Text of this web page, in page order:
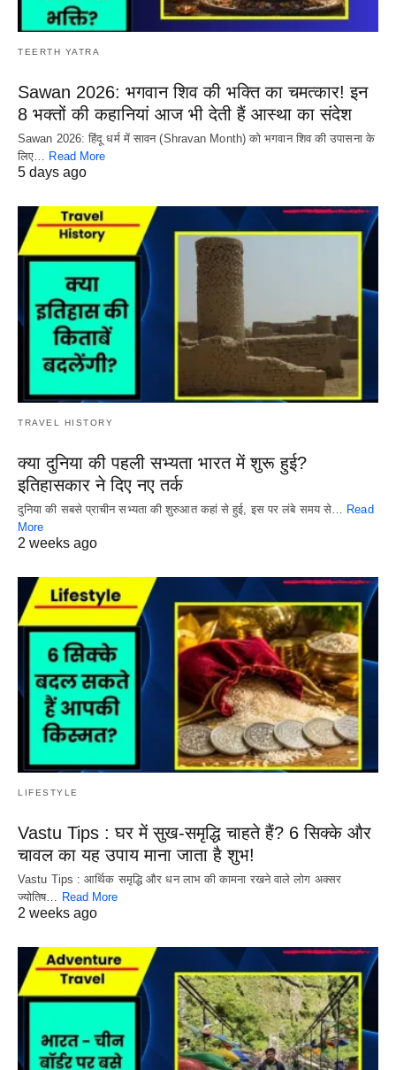
TEERTH YATRA
Sawan 2026: भगवान शिव की भक्ति का चमत्कार! इन
8 भक्तों की कहानियां आज भी देती हैं आस्था का संदेश
Sawan 2026: हिंदू धर्म में सावन (Shravan Month) को भगवान शिव की उपासना के
लिए… Read More
5 days ago
TRAVEL HISTORY
क्या दुनिया की पहली सभ्यता भारत में शुरू हुई?
इतिहासकार ने दिए नए तर्क
दुनिया की सबसे प्राचीन सभ्यता की शुरुआत कहां से हुई, इस पर लंबे समय से… Read
More
2 weeks ago
LIFESTYLE
Vastu Tips : घर में सुख-समृद्धि चाहते हैं? 6 सिक्के और
चावल का यह उपाय माना जाता है शुभ!
Vastu Tips : आर्थिक समृद्धि और धन लाभ की कामना रखने वाले लोग अक्सर
ज्योतिष… Read More
2 weeks ago